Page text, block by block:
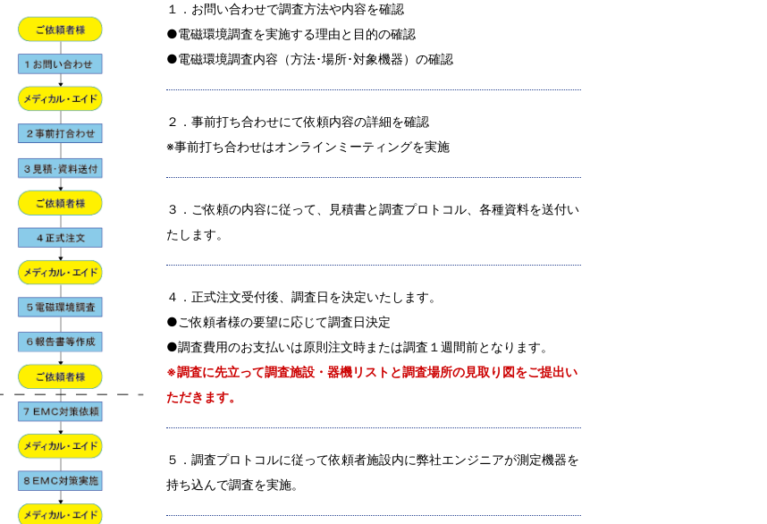
１．お問い合わせで調査方法や内容を確認
●電磁環境調査を実施する理由と目的の確認
●電磁環境調査内容（方法･場所･対象機器）の確認
２．事前打ち合わせにて依頼内容の詳細を確認
※事前打ち合わせはオンラインミーティングを実施
３．ご依頼の内容に従って、見積書と調査プロトコル、各種資料を送付い
たします。
４．正式注文受付後、調査日を決定いたします。
●ご依頼者様の要望に応じて調査日決定
●調査費用のお支払いは原則注文時または調査１週間前となります。
※調査に先立って調査施設・器機リストと調査場所の見取り図をご提出い
ただきます。
５．調査プロトコルに従って依頼者施設内に弊社エンジニアが測定機器を
持ち込んで調査を実施。